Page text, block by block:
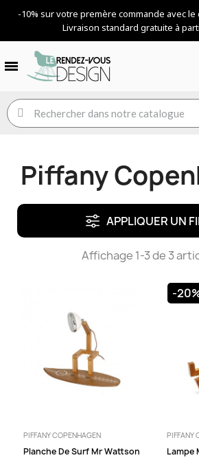
-10% sur votre premère commande avec le
Livraison standard gratuite à
Piffany
APPLIQUER UN
Affichage 1-3 de 3
PIFFANY COPENHAGEN
Planche De Surf Mr Wattson
PIFFANY
Lampe
-